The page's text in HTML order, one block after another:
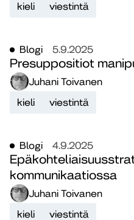
kieli
viestintä
Blogi 5.9.2025
Presuppositiot
Juhani Toivanen
kieli
viestintä
Blogi 4.9.2025
kommunikaatiossa
Juhani Toivanen
kieli
viestintä